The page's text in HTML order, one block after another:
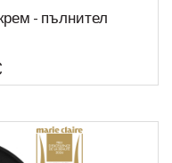
- пълнител